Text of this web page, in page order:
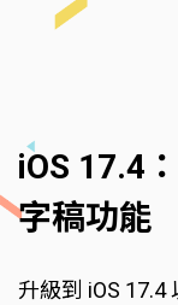
iOS 17.4
字稿功能
升級到 iOS 17.4